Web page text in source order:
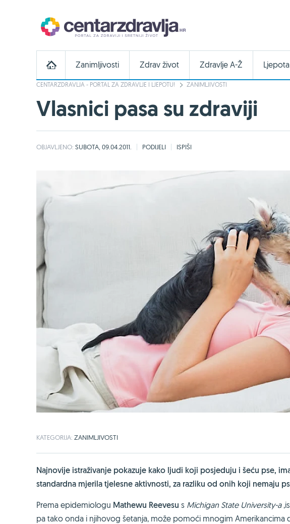
Zanimljivosti Zdrav život Zdravlje A-Ž
CENTARZDRAVLJA - PORTAL ZA ZDRAVLJE I LJEPOTU! ZANIMLJIVOSTI
Vlasnici pasa su zdraviji
OBJAVLJENO: SUBOTA, 09.04.2011. PODIJELI ISPIŠI
KATEGORIJA: ZANIMLJIVOSTI
Najnovije istraživanje pokazuje kako ljudi koji posjeduju i šeću pse,
standardna mjerila tjelesne aktivnosti, za razliku od onih koji nemaju
Prema epidemiologu Mathewu Reevesu s Michigan State University-a
pa tako onda i njihovog šetanja, može pomoći mnogim